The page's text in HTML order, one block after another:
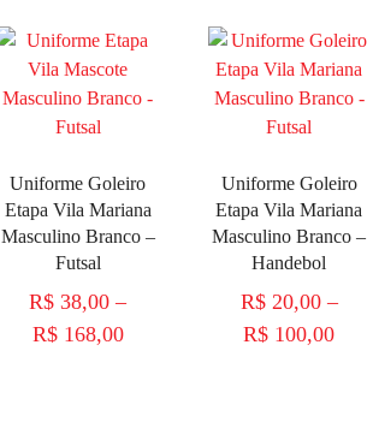
Uniforme Goleiro
Etapa Vila Mariana
Masculino Branco –
Futsal
R$ 38,00 –
R$168,00
Uniforme Goleiro
Etapa Vila Mariana
Masculino Branco –
Handebol
R$20,00 –
R$ 100,00